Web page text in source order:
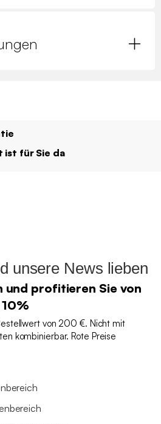
ist für Sie da
unsere News lieben
und profitieren Sie von
von 200 €. Nicht mit
kombinierbar. Rote Preise